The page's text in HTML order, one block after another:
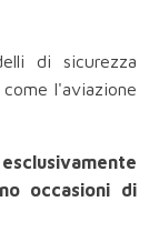
di sicurezza
l'aviazione
occasioni di